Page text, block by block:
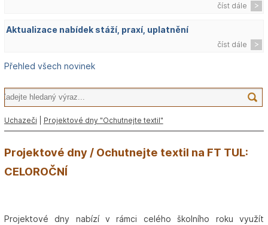
číst dále
Aktualizace nabídek stáží, praxí, uplatnění
číst dále
Přehled všech novinek
Uchazeči Projektové dny "Ochutnejte textil"
Projektové dny / Ochutnejte textil na FT TUL:
CELOROČNÍ
Projektové dny nabízí v rámci celého školního roku využít